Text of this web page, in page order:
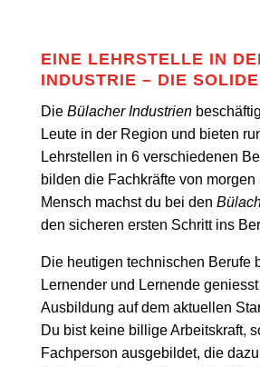
EINE LEHRSTELLE IN
INDUSTRIE – DIE
Die Bülacher Industrien
Leute in der Region und bieten
Lehrstellen in 6 verschiedenen
bilden die Fachkräfte von morgen
Mensch machst du bei den
den sicheren ersten Schritt ins
Die heutigen technischen Berufe
Lernender und Lernende
Ausbildung auf dem aktuellen
Du bist keine billige Arbeitskraft,
Fachperson ausgebildet, die